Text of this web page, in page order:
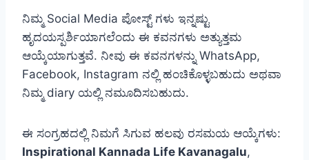
ನಿಮ್ಮ Social Media ಪೋಸ್ಟ್ ಗಳು ಇನ್ನಷ್ಟು
ಹೃದಯಸ್ಪರ್ಶಿಯಾಗಲೆಂದು ಈ ಕವನಗಳು ಅತ್ಯುತ್ತಮ
ಆಯ್ಕೆಯಾಗುತ್ತವೆ. ನೀವು ಈ ಕವನಗಳನ್ನು WhatsApp,
Facebook, Instagram ನಲ್ಲಿ ಹಂಚಿಕೊಳ್ಳಬಹುದು ಅಥವಾ
ನಿಮ್ಮ diary ಯಲ್ಲಿ ನಮೂದಿಸಬಹುದು.
ಈ ಸಂಗ್ರಹದಲ್ಲಿ ನಿಮಗೆ ಸಿಗುವ ಹಲವು ರಸಮಯ ಆಯ್ಕೆಗಳು:
Inspirational Kannada Life Kavanagalu,